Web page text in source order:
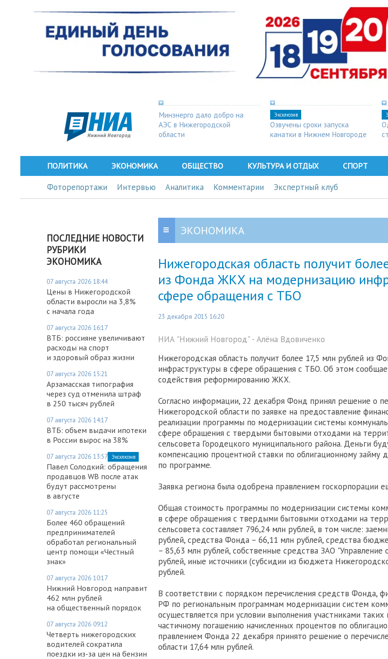
Минэнерго дало добро на
АЭС в Нижегородской
области
Эксклюзив
Озвучены сроки запуска
канатки в Нижнем Новгороде
ПОЛИТИКА ЭКОНОМИКА ОБЩЕСТВО КУЛЬТУРА И ОТДЫХ СПОРТ
Фоторепортажи Интервью Аналитика Комментарии Экспертный клуб
ПОСЛЕДНИЕ НОВОСТИ
РУБРИКИ
ЭКОНОМИКА
07 августа 2026 18:44
Цены в Нижегородской
области выросли на 3,8%
с начала года
07 августа 2026 16:17
ВТБ: россияне увеличивают
расходы на спорт
и здоровый образ жизни
07 августа 2026 15:21
Арзамасская типография
через суд отменила штраф
в 250 тысяч рублей
07 августа 2026 14:17
ВТБ: объем выдачи ипотеки
в России вырос на 38%
07 августа 2026 13:57 Эксклюзив
Павел Солодкий: обращения
продавцов WB после атак
будут рассмотрены
в августе
07 августа 2026 11:25
Более 460 обращений
предпринимателей
обработал региональный
центр помощи «Честный
знак»
07 августа 2026 10:17
Нижний Новгород направит
462 млн рублей
на общественный порядок
07 августа 2026 09:12
Четверть нижегородских
водителей сократила
поездки из-за цен на бензин
ЭКОНОМИКА
Нижегородская область получит
из Фонда ЖКХ на модернизацию
сфере обращения с ТБО
23 декабря 2015 16:20
НИА "Нижний Новгород" - Алёна Вдовиченко
Нижегородская область получит более 17,5 млн рублей из
инфраструктуры в сфере обращения с ТБО. Об этом
содействия реформированию ЖКХ.
Согласно информации, 22 декабря Фонд принял решение о
Нижегородской области по заявке на предоставление
реализации программы по модернизации системы
сфере обращения с твердыми бытовыми отходами на
сельсовета Городецкого муниципального района. Деньги
компенсацию процентной ставки по облигационному займу
по программе.
Заявка региона была одобрена правлением госкорпорации
Общая стоимость программы по модернизации системы
в сфере обращения с твердыми бытовыми отходами на
сельсовета составляет 796,24 млн рублей, в том числе:
рублей, средства Фонда – 66,11 млн рублей, средства
– 85,63 млн рублей, собственные средства ЗАО
рублей, иные источники (субсидии из бюджета
рублей.
В соответствии с порядком перечисления средств Фонда,
РФ по региональным программам модернизации систем
осуществляется при условии выполнения участниками
частичному погашению начисленных процентов по
правлением Фонда 22 декабря принято решение о
области 17,64 млн рублей.